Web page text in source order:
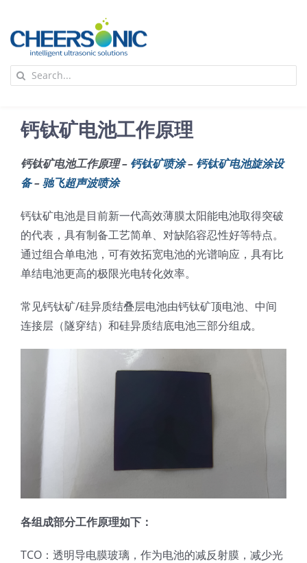
content
应用
超声波设备
技术及原理
氢能技术科普
光伏技术科普
超声波喷涂原理
新闻
联系我们
Search
钙钛矿电池工作原理
钙钛矿电池工作原理 – 钙钛矿喷涂– 钙钛矿电池旋涂设
备–驰飞超声波喷涂
钙钛矿电池是目前新一代高效薄膜太阳能电池取得突破
的代表，具有制备工艺简单、对缺陷容忍性好等特点。
通过组合单电池，可有效拓宽电池的光谱响应，具有比
单结电池更高的极限光电转化效率。
常见钙钛矿/硅异质结叠层电池由钙钛矿顶电池、中间
连接层（隧穿结）和硅异质结底电池三部分组成。
各组成部分工作原理如下：
TCO：透明导电膜玻璃，作为电池的减反射膜，减少光